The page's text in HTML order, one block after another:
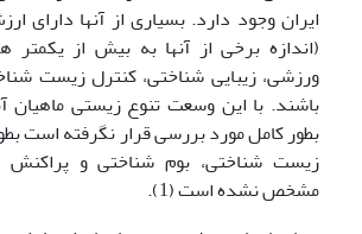
ایران وجود دارد. بسیاری از آنها دارای
(اندازه برخی از آنها به بیش از
ورزشی، زیبایی شناختی، کنترل زیست
باشند. با این وسعت تنوع زیستی ماهیان
بطور کامل مورد بررسی قرار نگرفته است
زیست شناختی، بوم شناختی و پراکنش
مشخص نشده است (1).